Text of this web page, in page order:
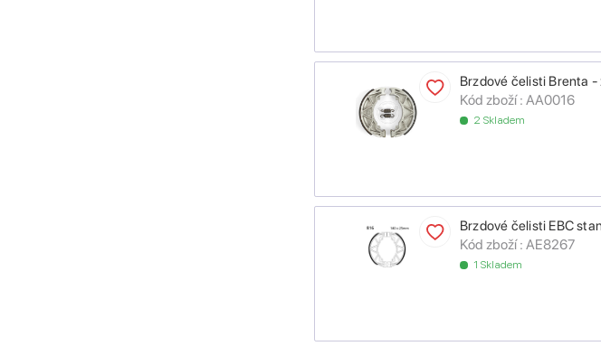
Brzdové čelisti Brenta -
Kód zboží : AA0016
2 Skladem
Brzdové čelisti EBC
Kód zboží : AE8267
1 Skladem